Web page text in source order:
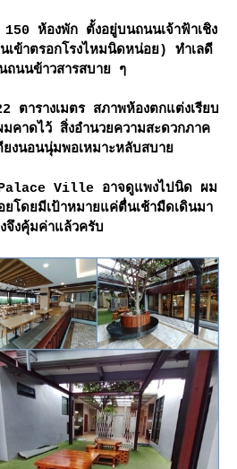
ห้องพัก ตั้งอยู่บนถนนเจ้าฟ้าเชิง
เข้าตรอกโรงไหมนิดหน่อย) ทำเลดี
นถนนข้าวสารสบาย ๆ
ารางเมตร สภาพห้องตกแต่งเรียบ
มคาดไว้ สิ่งอำนวยความสะดวกภาค
ยงนอนนุ่มพอเหมาะหลับสบา
Palace Ville อาจดูแพงไปนิด ผม
ยโดยมีเป้าหมายแค่ตื่นเช้ามืดเดินมา
จึงคุ้มค่าแล้วครับ